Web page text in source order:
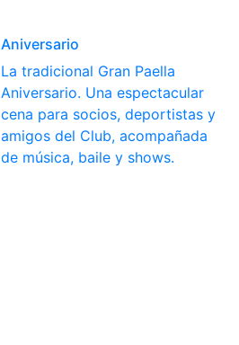
Aniversario
La tradicional Gran Paella
Aniversario. Una espectacular
cena para socios, deportistas y
amigos del Club, acompañada
de música, baile y shows.